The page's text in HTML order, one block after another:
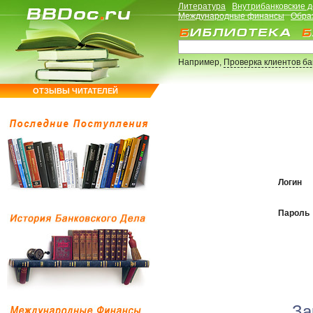
ОТЗЫВЫ ЧИТАТЕЛЕЙ
Литература
Внутрибанковские
Международные финансы
Например,Проверка клиентов
Логин
Пароль